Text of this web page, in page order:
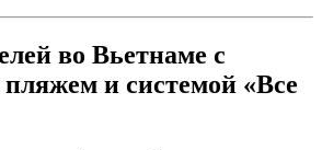
во Вьетнаме с
и системой «Все